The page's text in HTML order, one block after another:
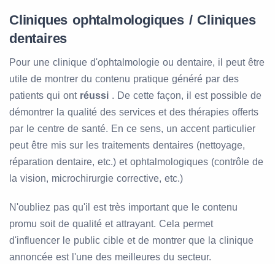
Cliniques ophtalmologiques / Cliniques
dentaires
Pour une clinique d'ophtalmologie ou dentaire, il peut être
utile de montrer du contenu pratique généré par des
patients qui ont réussi . De cette façon, il est possible de
démontrer la qualité des services et des thérapies offerts
par le centre de santé. En ce sens, un accent particulier
peut être mis sur les traitements dentaires (nettoyage,
réparation dentaire, etc.) et ophtalmologiques (contrôle de
la vision, microchirurgie corrective, etc.)
N'oubliez pas qu'il est très important que le contenu
promu soit de qualité et attrayant. Cela permet
d'influencer le public cible et de montrer que la clinique
annoncée est l'une des meilleures du secteur.